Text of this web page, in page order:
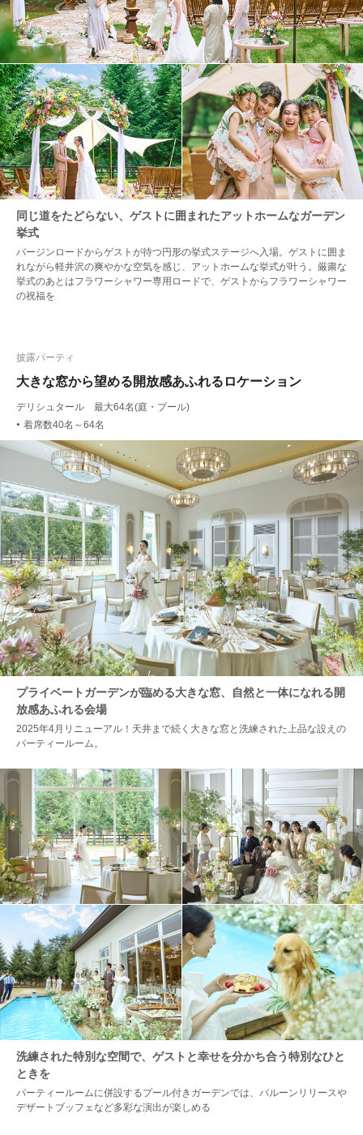
同じ道をたどらない、ゲストに囲まれたアットホームなガーデン
挙式
バージンロードからゲストが待つ円形の挙式ステージへ入場。ゲストに囲ま
れながら軽井沢の爽やかな空気を感じ、アットホームな挙式が叶う。厳粛な
挙式のあとはフラワーシャワー専用ロードで、ゲストからフラワーシャワー
の祝福を
大きな窓から望める開放感あふれるロケーション
披露パーティ
デリシュタール 最大64名(庭・プール)
● 着席数40名～64名
プライベートガーデンが臨める大きな窓、自然と一体になれる開
放感あふれる会場
2025年4月リニューアル！天井まで続く大きな窓と洗練された上品な設えの
パーティールーム。
洗練された特別な空間で、ゲストと幸せを分かち合う特別なひと
ときを
パーティールームに併設するプール付きガーデンでは、バルーンリリースや
デザートブッフェなど多彩な演出が楽しめる